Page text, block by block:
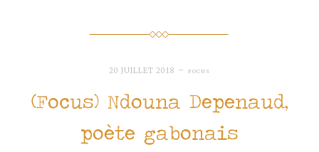
20 JUILLET 2018 FOCUS
(Focus) Ndouna Depenaud,
poète gabonais